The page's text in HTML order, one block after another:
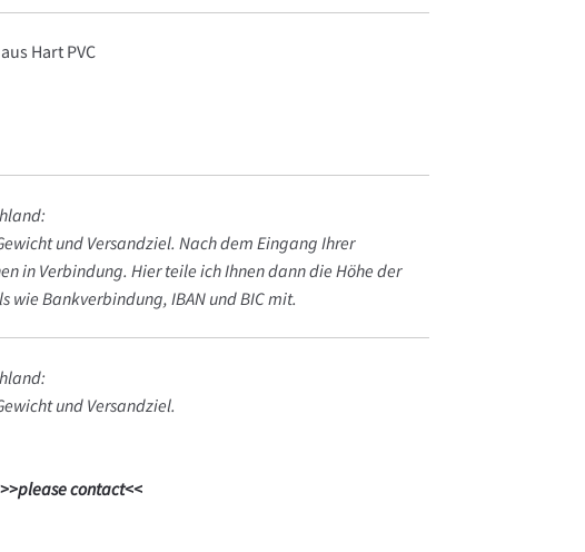
Hart PVC
und Versandziel. Nach dem Eingang Ihrer
in Verbindung. Hier teile ich Ihnen dann die Höhe der
wie Bankverbindung, IBAN und BIC mit.
und Versandziel.
>>please contact<<